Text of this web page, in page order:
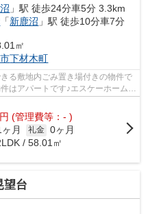
」駅 徒歩24分車5分 3.3km
「新鹿沼 」駅 徒歩10分車7分
㎡
下材木町
る敷地内ごみ置き場付きの物件で
はアパートです♪エスケーホームへ
円 (管理費等：- )
ヶ月 礼金 0ヶ月
/ 58.01㎡
望台